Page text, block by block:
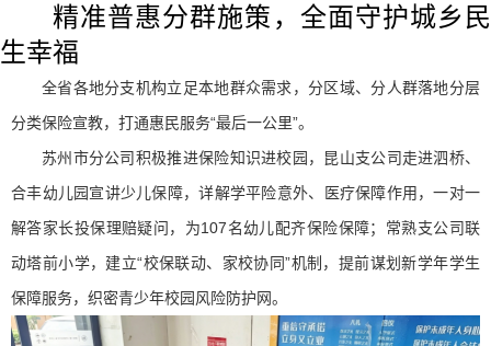
精准普惠分群施策，全面守护城乡民
生幸福
全省各地分支机构立足本地群众需求，分区域、分人群落地分层
分类保险宣教，打通惠民服务“最后一公里”。
苏州市分公司积极推进保险知识进校园，昆山支公司走进泗桥、
合丰幼儿园宣讲少儿保障，详解学平险意外、医疗保障作用，一对一
解答家长投保理赔疑问，为107名幼儿配齐保险保障；常熟支公司联
动塔前小学，建立“校保联动、家校协同”机制，提前谋划新学年学生
保障服务，织密青少年校园风险防护网。